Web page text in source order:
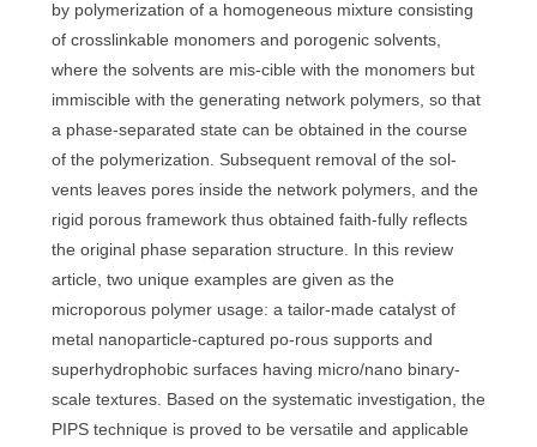
by polymerization of a homogeneous mixture consisting
of crosslinkable monomers and porogenic solvents,
where the solvents are mis-cible with the monomers but
immiscible with the generating network polymers, so that
a phase-separated state can be obtained in the course
of the polymerization. Subsequent removal of the sol-
vents leaves pores inside the network polymers, and the
rigid porous framework thus obtained faith-fully reflects
the original phase separation structure. In this review
article, two unique examples are given as the
microporous polymer usage: a tailor-made catalyst of
metal nanoparticle-captured po-rous supports and
superhydrophobic surfaces having micro/nano binary-
scale textures. Based on the systematic investigation, the
PIPS technique is proved to be versatile and applicable